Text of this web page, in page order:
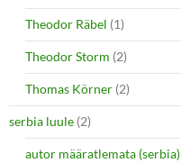
Theodor Räbel (1)
Theodor Storm (2)
Thomas Körner (2)
serbia luule (2)
autor määratlemata (serbia)